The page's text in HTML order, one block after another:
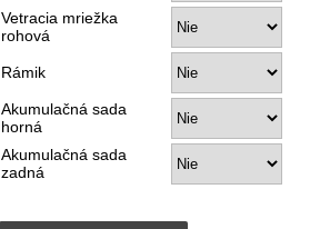
Vetracia mriežka
rohová
Rámik
Akumulačná sada
horná
Akumulačná sada
zadná